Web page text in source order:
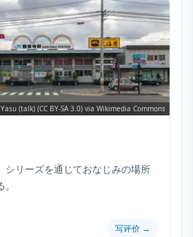
(talk) (CC BY-SA 3.0) via Wikimedia Commons
シリーズを通じておなじみの場所
写评价 →